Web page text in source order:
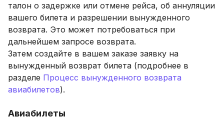
талон о задержке или отмене рейса, об аннуляции
вашего билета и разрешении вынужденного
возврата. Это может потребоваться при
дальнейшем запросе возврата.
Затем создайте в вашем заказе заявку на
вынужденный возврат билета (подробнее в
разделе Процесс вынужденного возврата
авиабилетов).
Авиабилеты